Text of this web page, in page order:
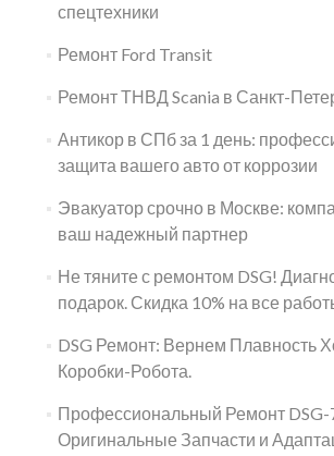
спецтехники
Ремонт Ford Transit
Ремонт ТНВД Scania в Санкт-
Антикор в СПб за 1 день:
защита вашего авто от коррозии
Эвакуатор срочно в Москве:
ваш надежный партнер
Не тяните с ремонтом DSG!
подарок. Скидка 10% на все
DSG Ремонт: Вернем Плавность
Коробки-Робота.
Профессиональный Ремонт DSG-
Оригинальные Запчасти и